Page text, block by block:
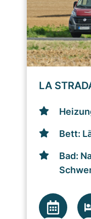
LA
Bett:
Bad: